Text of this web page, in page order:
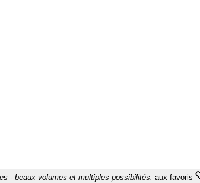
- beaux volumes et multiples possibilités. aux favoris